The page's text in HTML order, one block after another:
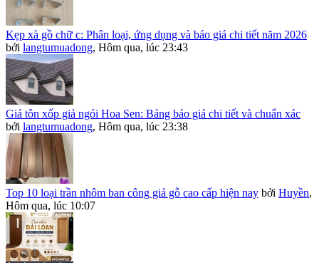
Kẹp xà gồ chữ c: Phân loại, ứng dụng và báo giá chi tiết năm 2026
bởi langtumuadong, Hôm qua, lúc 23:43
Giá tôn xốp giả ngói Hoa Sen: Bảng báo giá chi tiết và chuẩn xác
bởi langtumuadong, Hôm qua, lúc 23:38
Top 10 loại trần nhôm ban công giả gỗ cao cấp hiện nay bởi Huyền,
Hôm qua, lúc 10:07